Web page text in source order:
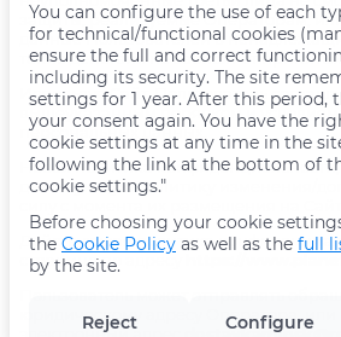
You can configure the use of each
for technical/functional cookies
ensure the full and correct
including its security. The site
settings for 1 year. After this period,
your consent again. You have the
cookie settings at any time in the
following the link at the bottom of
cookie settings."
Before choosing your cookie
the Cookie Policy as well as the full
by the site.
Reject Configure
защиты, реализуемые Операторам,
данные Пользователей в
такие действия не зависят от
Используя Сайт, Пользователь
вышеуказанным порядком и
персональных данных.
Новая политика
действующую Политику изменения/
Действующая политика
странице по адресу
Пользователь может отправлять
юридическому адресу Оператора или